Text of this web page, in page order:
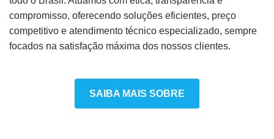
compromisso, oferecendo soluções eficientes, preço
competitivo e atendimento técnico especializado, sempre
focados na satisfação máxima dos nossos clientes.
SAIBA MAIS SOBRE